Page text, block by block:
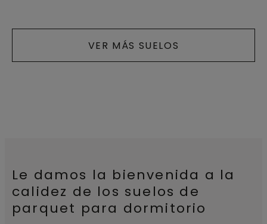
VER MÁS SUELOS
Le damos la bienvenida a la
calidez de los suelos de
parquet para dormitorio